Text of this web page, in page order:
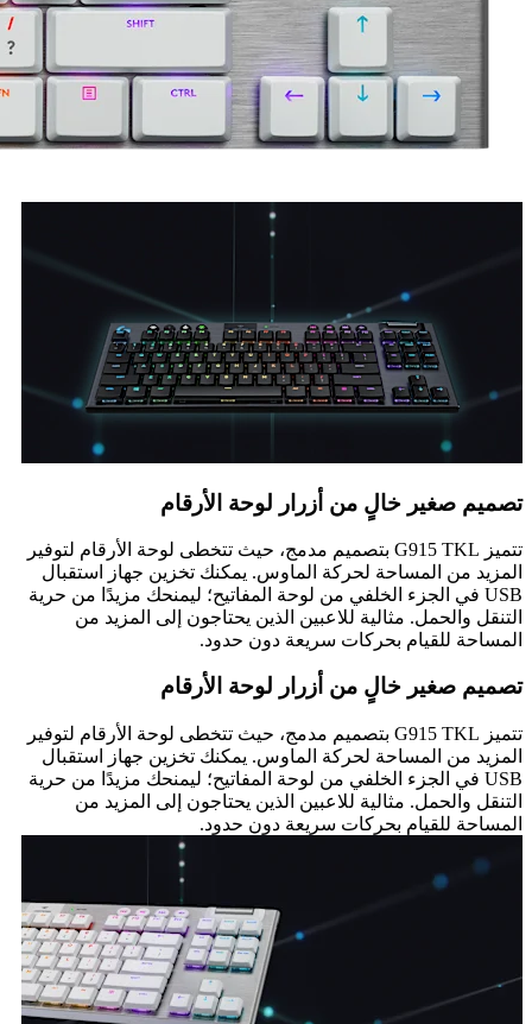
تصميم صغير خالٍ من أزرار لوحة الأرقام
تتميز G915 TKL بتصميم مدمج، حيث تتخطى لوحة الأرقام لتوفير
المزيد من المساحة لحركة الماوس. يمكنك تخزين جهاز استقبال
USB في الجزء الخلفي من لوحة المفاتيح؛ ليمنحك مزيدًا من حرية
التنقل والحمل. مثالية للاعبين الذين يحتاجون إلى المزيد من
المساحة للقيام بحركات سريعة دون حدود.
تصميم صغير خالٍ من أزرار لوحة الأرقام
تتميز G915 TKL بتصميم مدمج، حيث تتخطى لوحة الأرقام لتوفير
المزيد من المساحة لحركة الماوس. يمكنك تخزين جهاز استقبال
USB في الجزء الخلفي من لوحة المفاتيح؛ ليمنحك مزيدًا من حرية
التنقل والحمل. مثالية للاعبين الذين يحتاجون إلى المزيد من
المساحة للقيام بحركات سريعة دون حدود.